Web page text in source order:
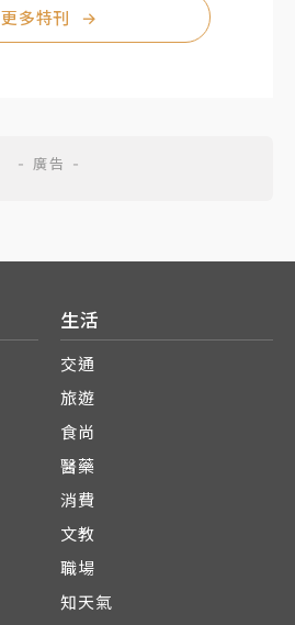
更多特刊 →
生活
交通
旅遊
食尚
醫藥
消費
文教
職場
知天氣